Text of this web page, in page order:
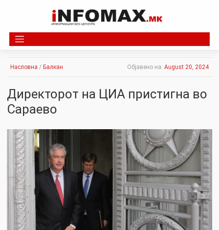
Насловна / Балкан Објавено на: August 20, 2024
Директорот на ЦИА пристигна во
Сараево